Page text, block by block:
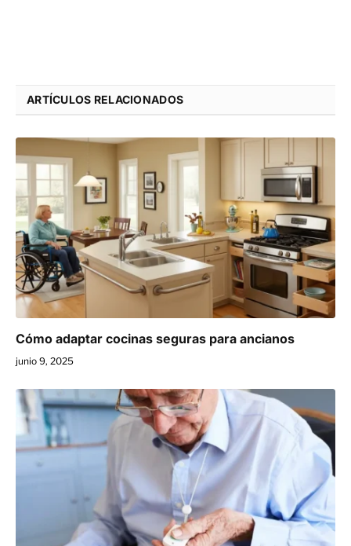
ARTÍCULOS RELACIONADOS
Cómo adaptar cocinas seguras para ancianos
junio 9, 2025